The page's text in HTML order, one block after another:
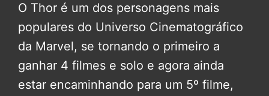
O Thor é um dos personagens mais
populares do Universo Cinematográfico
da Marvel, se tornando o primeiro a
ganhar 4 filmes e solo e agora ainda
estar encaminhando para um 5º filme,